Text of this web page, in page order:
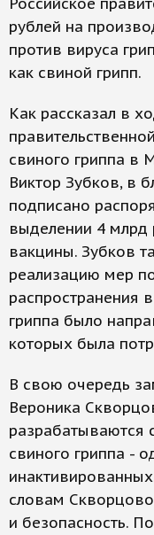
рублей на
против вируса
как свиной грипп.
Как рассказал в
свиного гриппа в
Виктор Зубков, в
подписано
выделении 4 млрд
вакцины. Зубков
реализацию мер
распространения
гриппа было
которых была
В свою очередь
Вероника
разрабатываются
свиного гриппа -
словам
и безопасность.